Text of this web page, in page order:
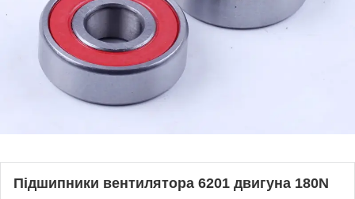
Підшипники вентилятора 6201 двигуна 180N